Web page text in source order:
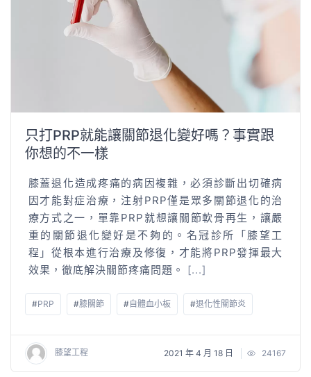
只打PRP就能讓關節退化變好嗎？事實跟
你想的不一樣
膝蓋退化造成疼痛的病因複雜，必須診斷出切確病
因才能對症治療，注射PRP僅是眾多關節退化的治
療方式之一，單靠PRP就想讓關節軟骨再生，讓嚴
重的關節退化變好是不夠的。名冠診所「膝望工
程」從根本進行治療及修復，才能將PRP發揮最大
效果，徹底解決關節疼痛問題。 [...]
#PRP #膝關節 #自體血小板 #退化性關節炎
膝望工程 2021 年 4 月 18 日 24167